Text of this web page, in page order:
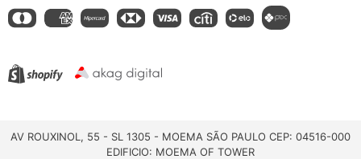
AV ROUXINOL, 55 - SL 1305 - MOEMA SÃO PAULO CEP: 04516-000
EDIFICIO: MOEMA OF TOWER